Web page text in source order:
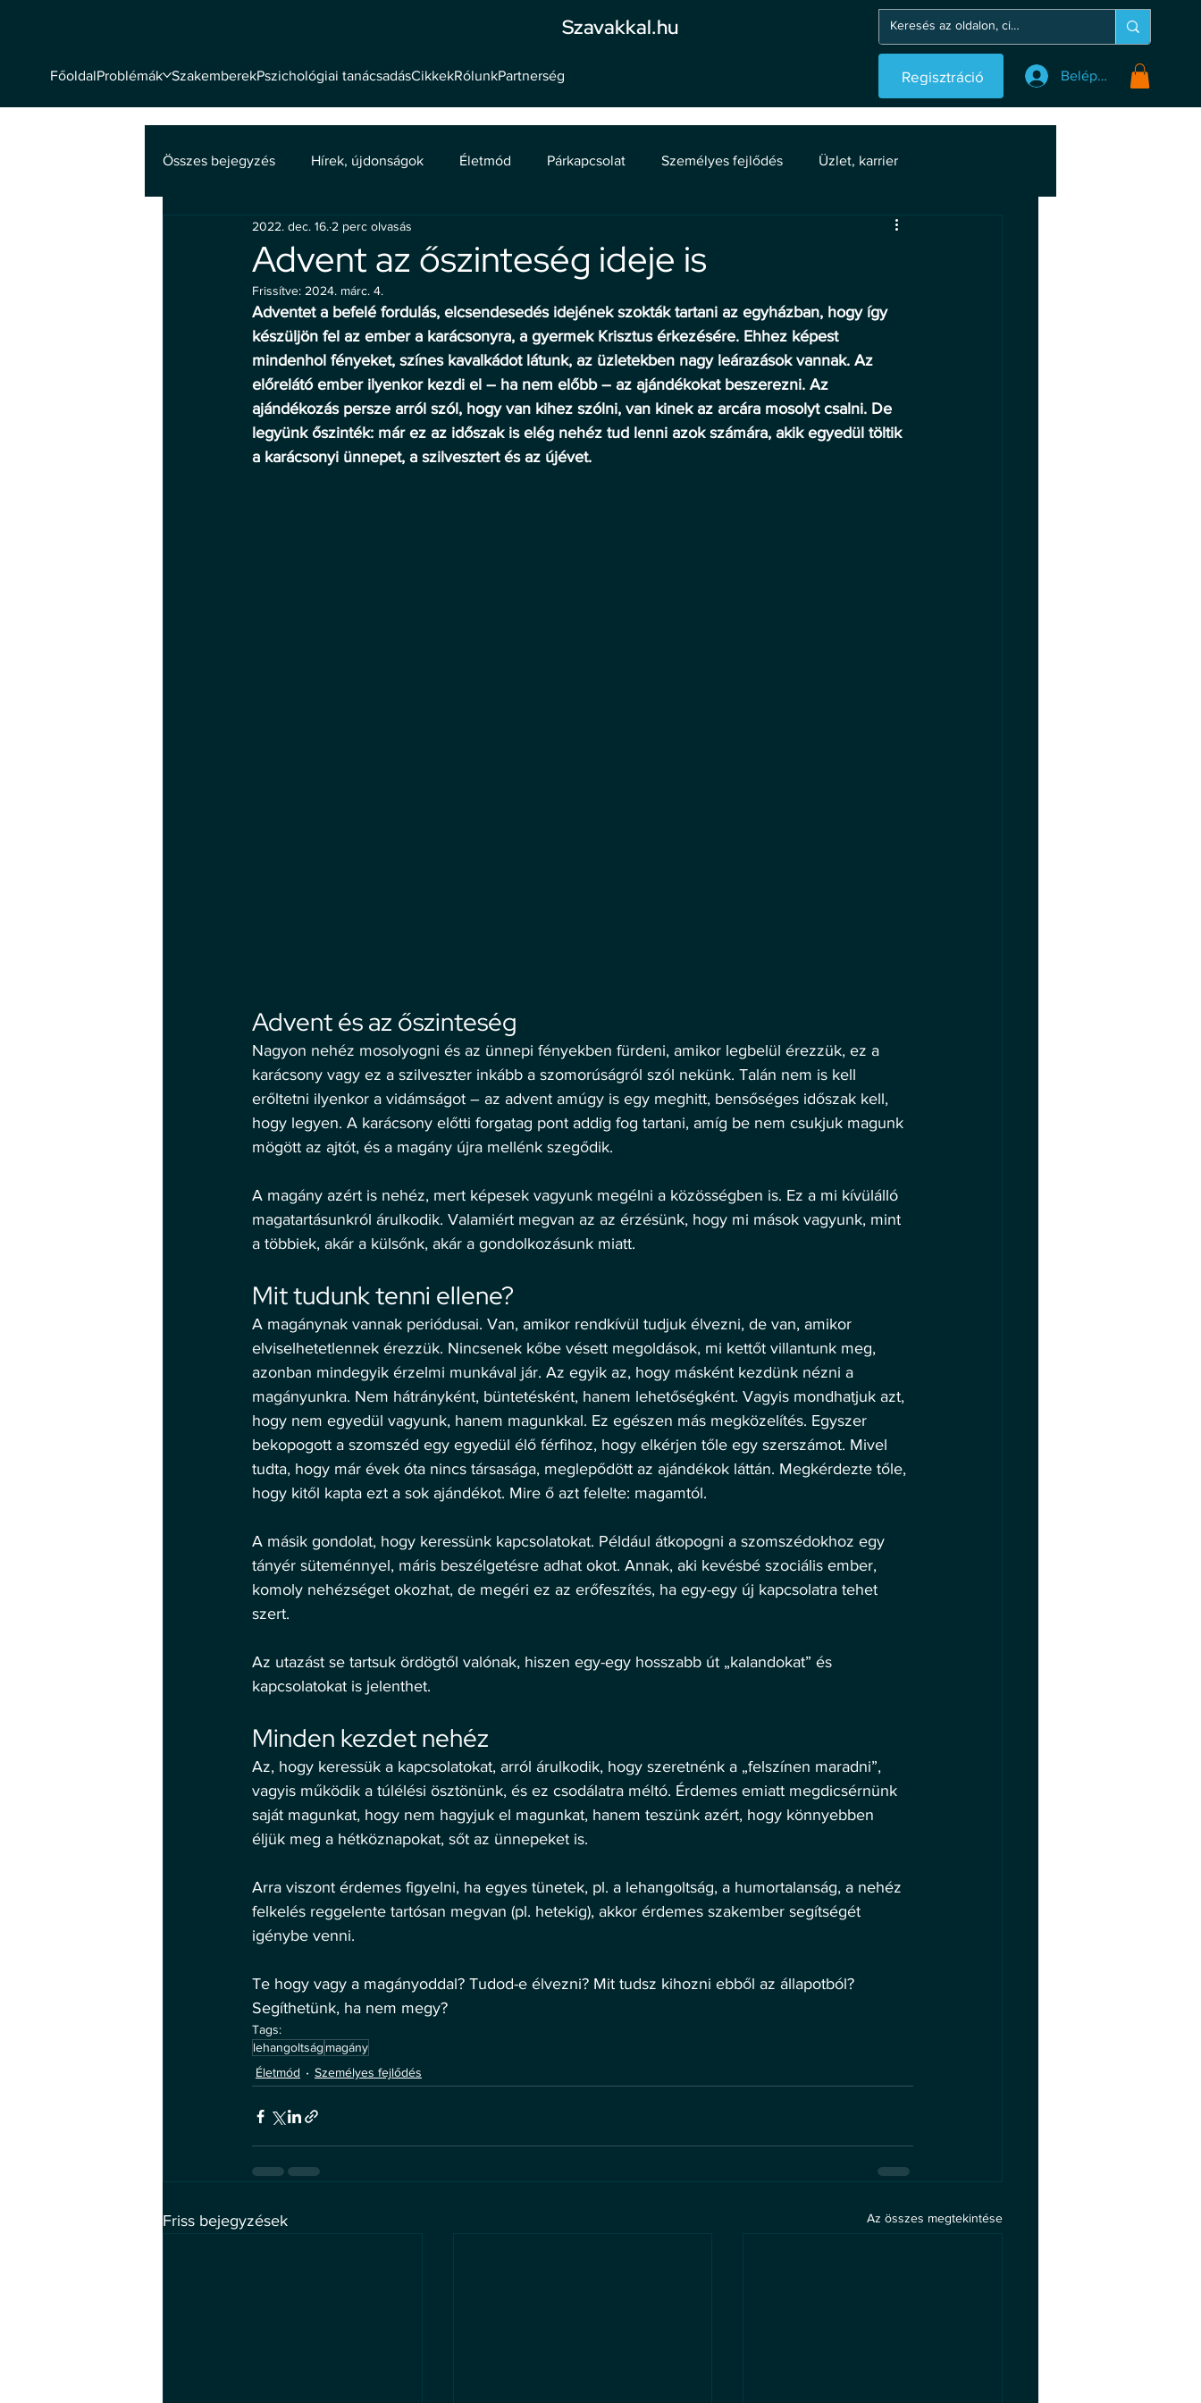
Szavakkal.hu
Regisztráció Belépés
FőoldalProblémák SzakemberekPszichológiai tanácsadásCikkekRólunkPartnerség
Összes bejegyzés Hírek, újdonságok Életmód Párkapcsolat Személyes fejlődés Üzlet, karrier
Mentális egészség
Advent az őszinteség ideje is
2022. dec. 16. 2 perc olvasás
Frissítve: 2024. márc. 4.
Adventet a befelé fordulás, elcsendesedés idejének szokták tartani az egyházban, hogy így
készüljön fel az ember a karácsonyra, a gyermek Krisztus érkezésére. Ehhez képest
mindenhol fényeket, színes kavalkádot látunk, az üzletekben nagy leárazások vannak. Az
előrelátó ember ilyenkor kezdi el – ha nem előbb – az ajándékokat beszerezni. Az
ajándékozás persze arról szól, hogy van kihez szólni, van kinek az arcára mosolyt csalni. De
legyünk őszinték: már ez az időszak is elég nehéz tud lenni azok számára, akik egyedül töltik
a karácsonyi ünnepet, a szilvesztert és az újévet.
Advent és az őszinteség
Nagyon nehéz mosolyogni és az ünnepi fényekben fürdeni, amikor legbelül érezzük, ez a
karácsony vagy ez a szilveszter inkább a szomorúságról szól nekünk. Talán nem is kell
erőltetni ilyenkor a vidámságot – az advent amúgy is egy meghitt, bensőséges időszak kell,
hogy legyen. A karácsony előtti forgatag pont addig fog tartani, amíg be nem csukjuk magunk
mögött az ajtót, és a magány újra mellénk szegődik.
A magány azért is nehéz, mert képesek vagyunk megélni a közösségben is. Ez a mi kívülálló
magatartásunkról árulkodik. Valamiért megvan az az érzésünk, hogy mi mások vagyunk, mint
a többiek, akár a külsőnk, akár a gondolkozásunk miatt.
Mit tudunk tenni ellene?
A magánynak vannak periódusai. Van, amikor rendkívül tudjuk élvezni, de van, amikor
elviselhetetlennek érezzük. Nincsenek kőbe vésett megoldások, mi kettőt villantunk meg,
azonban mindegyik érzelmi munkával jár. Az egyik az, hogy másként kezdünk nézni a
magányunkra. Nem hátrányként, büntetésként, hanem lehetőségként. Vagyis mondhatjuk azt,
hogy nem egyedül vagyunk, hanem magunkkal. Ez egészen más megközelítés. Egyszer
bekopogott a szomszéd egy egyedül élő férfihoz, hogy elkérjen tőle egy szerszámot. Mivel
tudta, hogy már évek óta nincs társasága, meglepődött az ajándékok láttán. Megkérdezte tőle,
hogy kitől kapta ezt a sok ajándékot. Mire ő azt felelte: magamtól.
A másik gondolat, hogy keressünk kapcsolatokat. Például átkopogni a szomszédokhoz egy
tányér süteménnyel, máris beszélgetésre adhat okot. Annak, aki kevésbé szociális ember,
komoly nehézséget okozhat, de megéri ez az erőfeszítés, ha egy-egy új kapcsolatra tehet
szert.
Az utazást se tartsuk ördögtől valónak, hiszen egy-egy hosszabb út „kalandokat” és
kapcsolatokat is jelenthet.
Minden kezdet nehéz
Az, hogy keressük a kapcsolatokat, arról árulkodik, hogy szeretnénk a „felszínen maradni”,
vagyis működik a túlélési ösztönünk, és ez csodálatra méltó. Érdemes emiatt megdicsérnünk
saját magunkat, hogy nem hagyjuk el magunkat, hanem teszünk azért, hogy könnyebben
éljük meg a hétköznapokat, sőt az ünnepeket is.
Arra viszont érdemes figyelni, ha egyes tünetek, pl. a lehangoltság, a humortalanság, a nehéz
felkelés reggelente tartósan megvan (pl. hetekig), akkor érdemes szakember segítségét
igénybe venni.
Te hogy vagy a magányoddal? Tudod-e élvezni? Mit tudsz kihozni ebből az állapotból?
Segíthetünk, ha nem megy?
Tags:
lehangoltság magány
Életmód
Személyes fejlődés
Friss bejegyzések Az összes megtekintése